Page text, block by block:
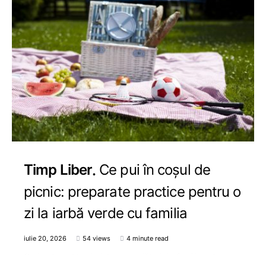
Timp Liber Ce pui în coșul de
picnic: preparate practice pentru o
zi la iarbă verde cu familia
iulie 20, 2026 54 views 4 minute read